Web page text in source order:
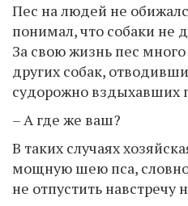
Пес на людей не
понимал, что собаки не
За свою жизнь пес
других собак,
судорожно вздыхавших
– А где же ваш?
В таких случаях
мощную шею пса, словно
не отпустить навстречу